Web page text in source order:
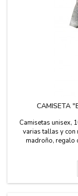
CAMISETA
Camisetas unisex,
varias tallas y
madroño, regalo